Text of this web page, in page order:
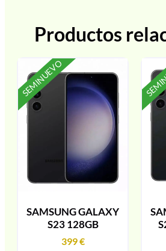
Productos
SEMINUEVO
SAMSUNG GALAXY
S23 128GB
399€